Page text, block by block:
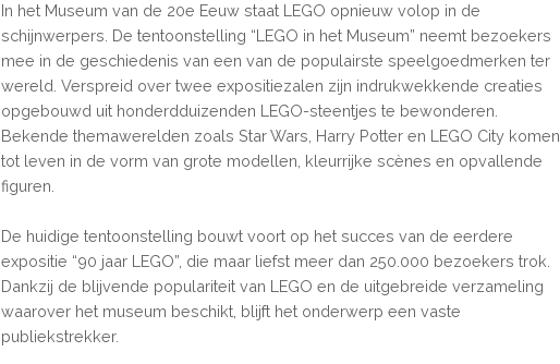
In het Museum van de 20e Eeuw staat LEGO opnieuw volop in de
schijnwerpers. De tentoonstelling “LEGO in het Museum” neemt bezoekers
mee in de geschiedenis van een van de populairste speelgoedmerken ter
wereld. Verspreid over twee expositiezalen zijn indrukwekkende creaties
opgebouwd uit honderdduizenden LEGO-steentjes te bewonderen.
Bekende themawerelden zoals Star Wars, Harry Potter en LEGO City komen
tot leven in de vorm van grote modellen, kleurrijke scènes en opvallende
figuren.
De huidige tentoonstelling bouwt voort op het succes van de eerdere
expositie “90 jaar LEGO”, die maar liefst meer dan 250.000 bezoekers trok.
Dankzij de blijvende populariteit van LEGO en de uitgebreide verzameling
waarover het museum beschikt, blijft het onderwerp een vaste
publiekstrekker.